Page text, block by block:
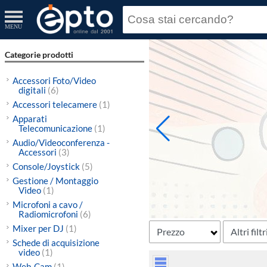
MENU
Categorie prodotti
Accessori Foto/Video
digitali (6)
Accessori telecamere (1)
Apparati
Telecomunicazione (1)
Audio/Videoconferenza -
Accessori (3)
Console/Joystick (5)
Gestione / Montaggio
Video (1)
Microfoni a cavo /
Radiomicrofoni (6)
Mixer per DJ (1)
Schede di acquisizione
video (1)
Prezzo Altri